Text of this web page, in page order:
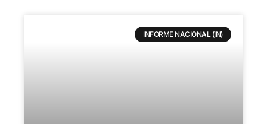
INFORME NACIONAL (IN)